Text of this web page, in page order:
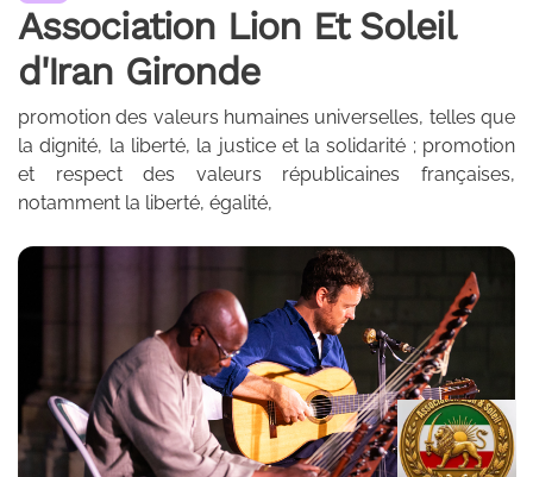
Association Lion Et Soleil
d'Iran Gironde
promotion des valeurs humaines universelles, telles que
la dignité, la liberté, la justice et la solidarité ; promotion
et respect des valeurs républicaines françaises,
notamment la liberté, égalité,